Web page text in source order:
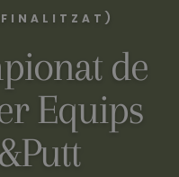
de
Equips